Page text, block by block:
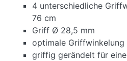
4 unterschiedliche
76 cm
Griff Ø 28,5 mm
optimale
griffig gerändelt für